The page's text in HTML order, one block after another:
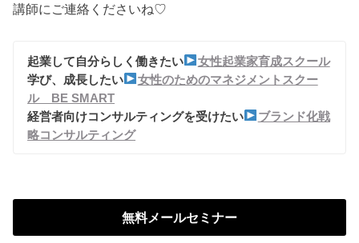
講師にご連絡くださいね♡
起業して自分らしく働きたい
女性起業家育成スクール
学び、成長したい
女性のためのマネジメントスクー
ル BE SMART
経営者向けコンサルティングを受けたい
ブランド化戦
略コンサルティング
無料メールセミナー